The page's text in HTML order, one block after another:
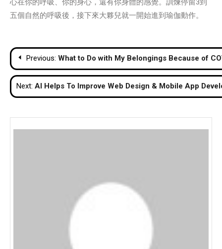
心在你的呼吸、你的身心，還有你身體的感覺。訓煉停留3到
五個自然的呼吸後，接下來大夥兒就一開始進到瑜伽動作。
Post
navigation
Previous: What to Do with My Belongings Because of
Next: AI Helps To Improve Web Design & Mobile App